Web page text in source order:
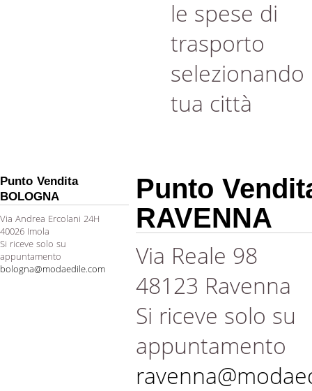
le spese di
trasporto
selezionando
tua città
Punto Vendita
BOLOGNA
Via Andrea Ercolani 24H
40026 Imola
Si riceve solo su
appuntamento
bologna@modaedile.com
Punto
RAVENNA
Via Reale 98
48123 Ravenna
Si riceve solo su
appuntamento